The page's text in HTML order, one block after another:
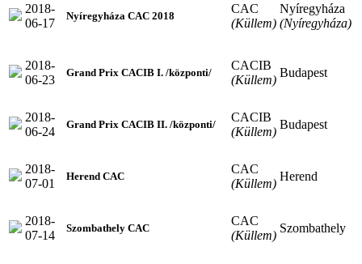
2018-
06-17
Nyíregyháza CAC 2018
CAC
(Küllem)
Nyíregyháza
(Nyíregyháza)
2018-
06-23
Grand Prix CACIB I. /központi/
CACIB
(Küllem)
Budapest
2018-
06-24
Grand Prix CACIB II. /központi/
CACIB
(Küllem)
Budapest
2018-
07-01
Herend CAC
CAC
(Küllem)
Herend
2018-
07-14
Szombathely CAC
CAC
(Küllem)
Szombathely